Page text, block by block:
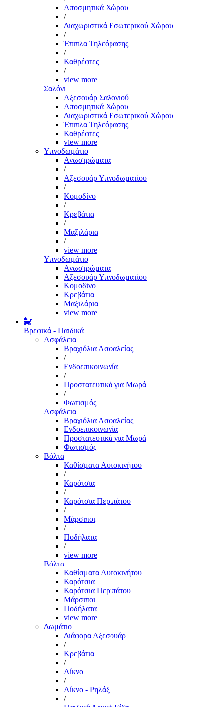
Αποσμητικά Χώρου
/
Διαχωριστικά Εσωτερικού Χώρου
/
Έπιπλα Τηλεόρασης
/
Καθρέφτες
/
view more
Σαλόνι
Αξεσουάρ Σαλονιού
Αποσμητικά Χώρου
Διαχωριστικά Εσωτερικού Χώρου
Έπιπλα Τηλεόρασης
Καθρέφτες
view more
Υπνοδωμάτιο
Ανωστρώματα
/
Αξεσουάρ Υπνοδωματίου
/
Κομοδίνο
/
Κρεβάτια
/
Μαξιλάρια
/
view more
Υπνοδωμάτιο
Ανωστρώματα
Αξεσουάρ Υπνοδωματίου
Κομοδίνο
Κρεβάτια
Μαξιλάρια
view more
Βρεφικά - Παιδικά
Ασφάλεια
Βραχιόλια Ασφαλείας
/
Ενδοεπικοινωνία
/
Προστατευτικά για Μωρά
/
Φωτισμός
Ασφάλεια
Βραχιόλια Ασφαλείας
Ενδοεπικοινωνία
Προστατευτικά για Μωρά
Φωτισμός
Βόλτα
Καθίσματα Αυτοκινήτου
/
Καρότσια
/
Καρότσια Περιπάτου
/
Μάρσιποι
/
Ποδήλατα
/
view more
Βόλτα
Καθίσματα Αυτοκινήτου
Καρότσια
Καρότσια Περιπάτου
Μάρσιποι
Ποδήλατα
view more
Δωμάτιο
Διάφορα Αξεσουάρ
/
Κρεβάτια
/
Λίκνο
/
Λίκνο - Ρηλάξ
/